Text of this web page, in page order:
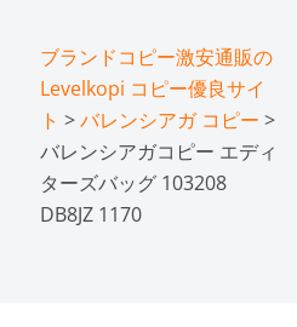
ブランドコピー激安通販の
Levelkopi コピー優良サイ
ト >バレンシアガ コピー >
バレンシアガコピー エディ
ターズバッグ 103208
DB8JZ 1170